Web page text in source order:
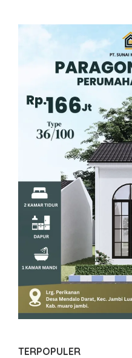
TERPOPULER